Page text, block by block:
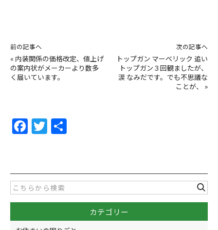
前の記事へ
« 内装関係の価格改定、値上げ
の案内状がメーカーより数多
く届いています。
次の記事へ
トップガン マーベリック 追い
トップガン３回観ましたが、
涙 なみだです。でも不思議な
ことが、
»
F
a
e
b
o
o
T
w
er
カテゴリー